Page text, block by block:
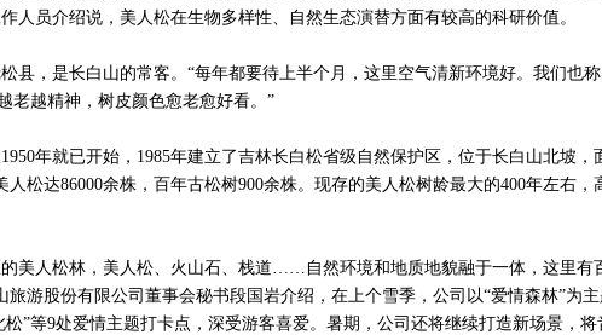
人员介绍说，美人松在生物多样性、自然生态演替方面有较高的科研价值。
县，是长白山的常客。“每年都要待上半个月，这里空气清新环境好。我们也
老越精神，树皮颜色愈老愈好看。”
年就已开始，1985年建立了吉林长白松省级自然保护区，位于长白山北坡，
人松达86000余株，百年古松树900余株。现存的美人松树龄最大的400年左右，
美人松林，美人松、火山石、栈道……自然环境和地质地貌融于一体，这里有
旅游股份有限公司董事会秘书段国岩介绍，在上个雪季，公司以“爱情森林”为
松”等9处爱情主题打卡点，深受游客喜爱。暑期，公司还将继续打造新场景，将